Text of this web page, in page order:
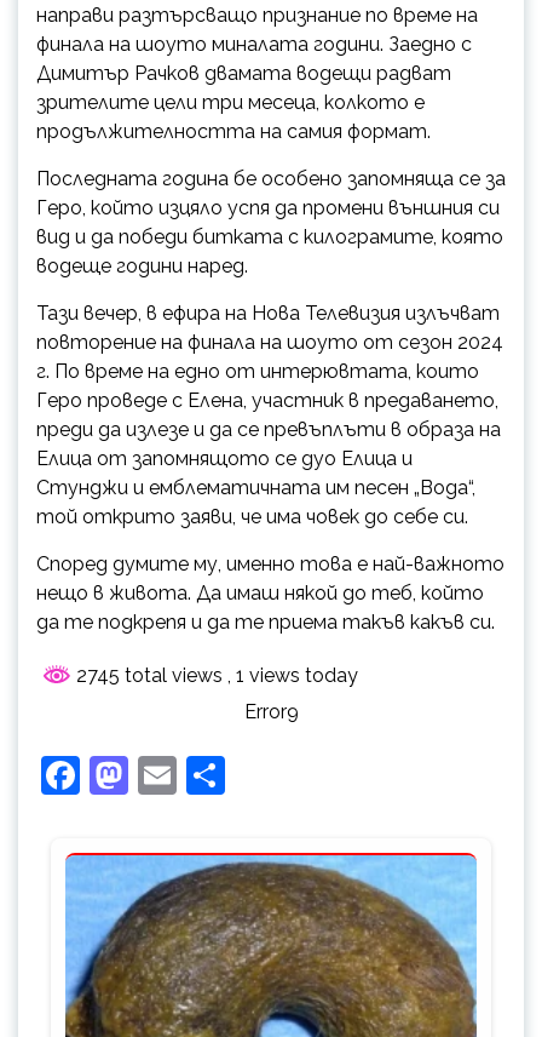
направи разтърсващо признание по време на
финала на шоуто миналата години. Заедно с
Димитър Рачков двамата водещи радват
зрителите цели три месеца, колкото е
продължителността на самия формат.
Последната година бе особено запомняща се за
Геро, който изцяло успя да промени външния си
вид и да победи битката с килограмите, която
водеще години наред.
Тази вечер, в ефира на Нова Телевизия излъчват
повторение на финала на шоуто от сезон 2024
г. По време на едно от интерювтата, които
Геро проведе с Елена, участник в предаването,
преди да излезе и да се превъплъти в образа на
Елица от запомнящото се дуо Елица и
Стунджи и емблематичната им песен „Вода“,
той открито заяви, че има човек до себе си.
Според думите му, именно това е най-важното
нещо в живота. Да имаш някой до теб, който
да те подкрепя и да те приема такъв какъв си.
2745 total views , 1 views today
Error9
Facebook
Mastodon
Email